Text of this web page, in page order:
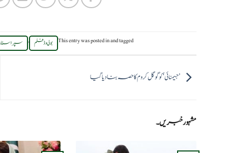
This entry was posted inand tagged بولی وڈ فلم , سپر
’جیمنائی‘ کو گوگل کروم کا حصہ بنادیا گیا
مشہور خبریں۔